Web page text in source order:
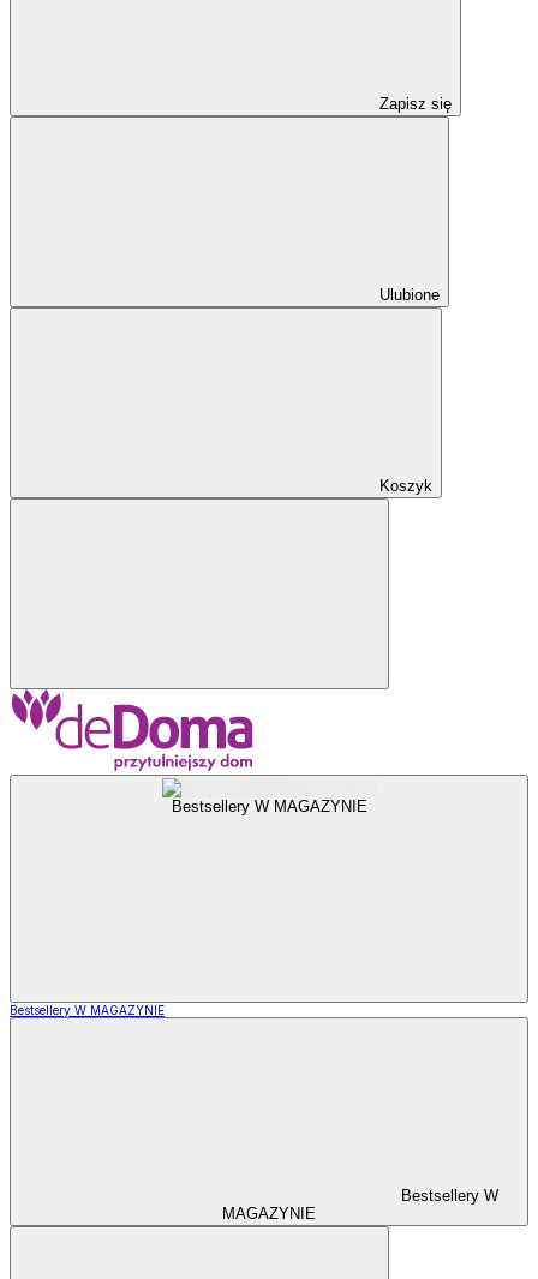
Zapisz się
Ulubione
Koszyk
Bestsellery W MAGAZYNIE
Bestsellery W MAGAZYNIE
Bestsellery W
MAGAZYNIE